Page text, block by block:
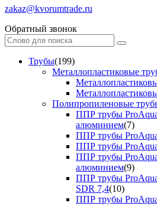
zakaz@kvorumtrade.ru
Обратный звонок
Трубы(199)
Металлопластиковые
Полипропиленовые
ППР трубы
алюминием(7)
ППР трубы
ППР трубы
ППР трубы
алюминием(9)
ППР трубы
SDR 7,4(10)
ППР трубы